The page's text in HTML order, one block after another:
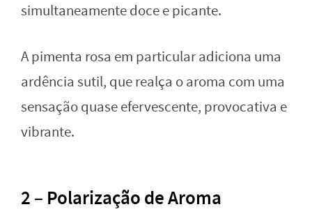
simultaneamente doce e picante.
A pimenta rosa em particular adiciona uma
ardência sutil, que realça o aroma com uma
sensação quase efervescente, provocativa e
vibrante.
2 – Polarização de Aroma